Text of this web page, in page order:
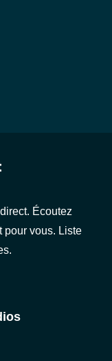
Écoutez
pour vous. Liste